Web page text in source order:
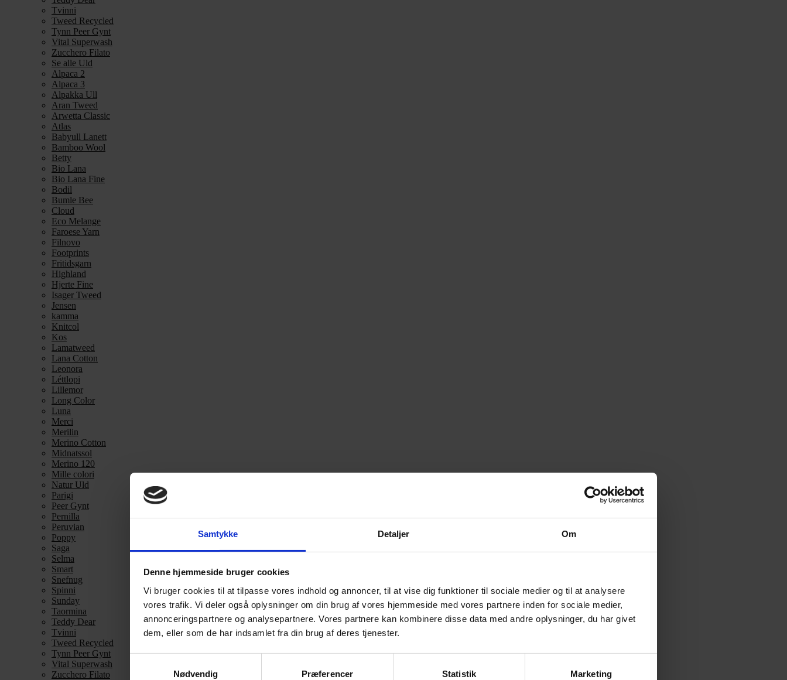
Samtykke Detaljer Om
Denne hjemmeside bruger cookies
Vi bruger cookies til at tilpasse vores indhold og annoncer, til at vise dig funktioner til sociale medier og til at analysere
vores trafik. Vi deler også oplysninger om din brug af vores hjemmeside med vores partnere inden for sociale medier,
annonceringspartnere og analysepartnere. Vores partnere kan kombinere disse data med andre oplysninger, du har givet
dem, eller som de har indsamlet fra din brug af deres tjenester.
Nødvendig
Præferencer Statistik Marketing
Tvinni
Tweed Recycled
Tynn Peer Gynt
Vital Superwash
Zucchero Filato
Se alle Uld
Alpaca 2
Alpaca 3
Alpakka Ull
Aran Tweed
Arwetta Classic
Atlas
Babyull Lanett
Bamboo Wool
Betty
Bio Lana
Bio Lana Fine
Bodil
Bumle Bee
Cloud
Eco Melange
Faroese Yarn
Filnovo
Footprints
Fritidsgarn
Highland
Hjerte Fine
Isager Tweed
Jensen
kamma
Knitcol
Kos
Lamatweed
Lana Cotton
Leonora
Léttlopi
Lillemor
Long Color
Luna
Merci
Merilin
Merino Cotton
Midnatssol
Merino 120
Mille colori
Natur Uld
Parigi
Peer Gynt
Pernilla
Peruvian
Poppy
Saga
Selma
Smart
Snefnug
Spinni
Sunday
Taormina
Teddy Dear
Tvinni
Tweed Recycled
Tynn Peer Gynt
Vital Superwash
Zucchero Filato